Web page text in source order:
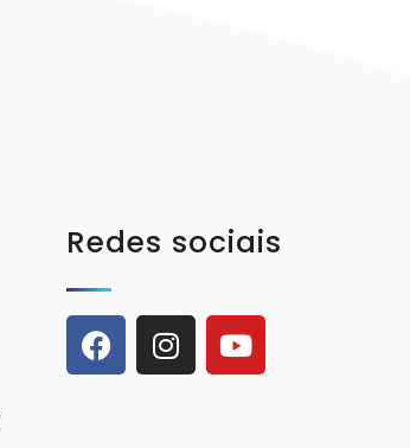
Redes sociais